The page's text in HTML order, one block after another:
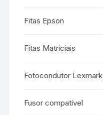
Fitas Epson
Fitas Matriciais
Fotocondutor Lexmark
Fusor compativel